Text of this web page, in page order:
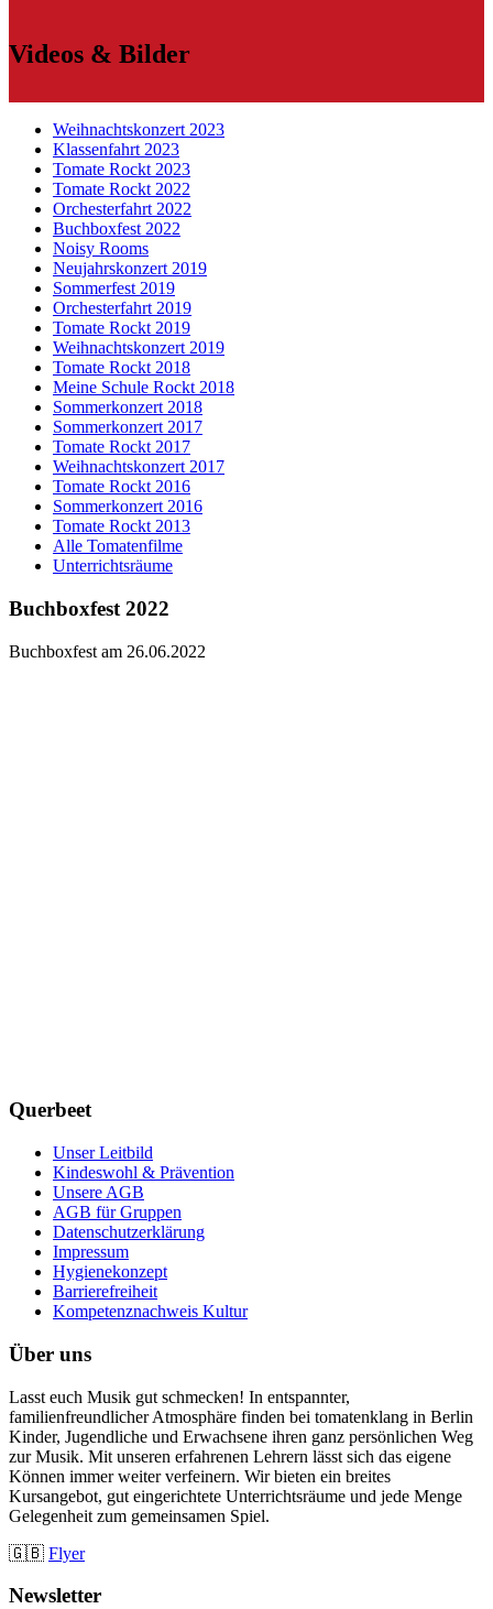
Videos & Bilder
Weihnachtskonzert 2023
Klassenfahrt 2023
Tomate Rockt 2023
Tomate Rockt 2022
Orchesterfahrt 2022
Buchboxfest 2022
Noisy Rooms
Neujahrskonzert 2019
Sommerfest 2019
Orchesterfahrt 2019
Tomate Rockt 2019
Weihnachtskonzert 2019
Tomate Rockt 2018
Meine Schule Rockt 2018
Sommerkonzert 2018
Sommerkonzert 2017
Tomate Rockt 2017
Weihnachtskonzert 2017
Tomate Rockt 2016
Sommerkonzert 2016
Tomate Rockt 2013
Alle Tomatenfilme
Unterrichtsräume
Buchboxfest 2022
Buchboxfest am 26.06.2022
Querbeet
Unser Leitbild
Kindeswohl & Prävention
Unsere AGB
AGB für Gruppen
Datenschutzerklärung
Impressum
Hygienekonzept
Barrierefreiheit
Kompetenznachweis Kultur
Über uns
Lasst euch Musik gut schmecken! In entspannter,
familienfreundlicher Atmosphäre finden bei tomatenklang in Berlin
Kinder, Jugendliche und Erwachsene ihren ganz persönlichen Weg
zur Musik. Mit unseren erfahrenen Lehrern lässt sich das eigene
Können immer weiter verfeinern. Wir bieten ein breites
Kursangebot, gut eingerichtete Unterrichtsräume und jede Menge
Gelegenheit zum gemeinsamen Spiel.
🇬🇧 Flyer
Newsletter